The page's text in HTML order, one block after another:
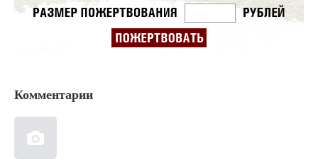
Комментарии